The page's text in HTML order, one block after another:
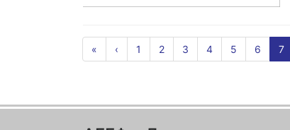
« ‹ 1 2 3 4 5 6 7